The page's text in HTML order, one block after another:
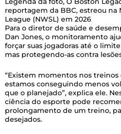
reportagem da BBC, estreou na
League (NWSL) em 2026
Para o diretor de saúde e
Dan Jones, o monitoramento
forçar suas jogadoras até o
mas protegendo-as contra
“Existem momentos nos
estamos conseguindo menos
que o planejado”, explica ele.
ciência do esporte pode
prolongamento de um treino,
desejados.